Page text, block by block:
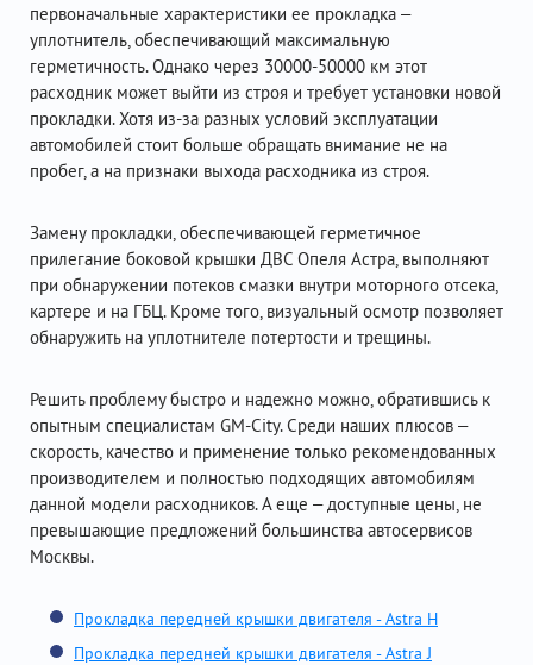
первоначальные характеристики ее прокладка –
уплотнитель, обеспечивающий максимальную
герметичность. Однако через 30000-50000 км этот
расходник может выйти из строя и требует установки новой
прокладки. Хотя из-за разных условий эксплуатации
автомобилей стоит больше обращать внимание не на
пробег, а на признаки выхода расходника из строя.
Замену прокладки, обеспечивающей герметичное
прилегание боковой крышки ДВС Опеля Астра, выполняют
при обнаружении потеков смазки внутри моторного отсека,
картере и на ГБЦ. Кроме того, визуальный осмотр позволяет
обнаружить на уплотнителе потертости и трещины.
Решить проблему быстро и надежно можно, обратившись к
опытным специалистам GM-City. Среди наших плюсов –
скорость, качество и применение только рекомендованных
производителем и полностью подходящих автомобилям
данной модели расходников. А еще – доступные цены, не
превышающие предложений большинства автосервисов
Москвы.
Прокладка передней крышки двигателя - Astra H
Прокладка передней крышки двигателя - Astra J